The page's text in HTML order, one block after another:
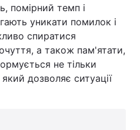
помірний темп і
уникати помилок і
спиратися
а також пам'ятати,
не тільки
дозволяє ситуації